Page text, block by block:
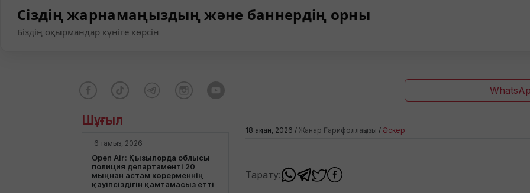
Сіздің жарнамаңыздың және баннердің орны
Біздің оқырмандар күніге көрсін
Шұғыл
6 тамыз, 2026
Open Air: Қызылорда облысы
полиция департаменті 20
мыңнан астам көрерменнің
қауіпсіздігін қамтамасыз етті
18 ақпан, 2026 / Жанар Ғарифоллақызы / Әскер
Тарату: